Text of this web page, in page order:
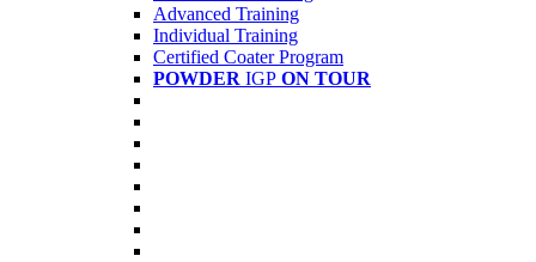
Advanced Training
Individual Training
Certified Coater Program
POWDER IGP ON TOUR